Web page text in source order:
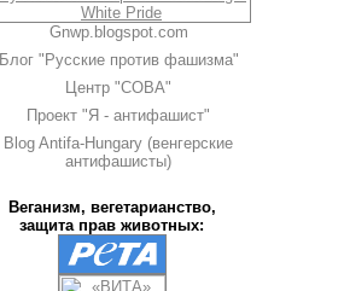
Gnwp.blogspot.com
Блог "Русские против фашизма"
Центр "СОВА"
Проект "Я - антифашист"
Blog Antifa-Hungary (венгерские
антифашисты)
Веганизм, вегетарианство,
защита прав животных: